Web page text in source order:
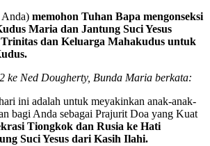
Anda) memohon Tuhan Bapa mengonseksi
Maria dan Jantung Suci Yesus
dan Keluarga Mahakudus untuk
ke Ned Dougherty, Bunda Maria berkata:
ini adalah untuk meyakinkan anak-anak-
bagi Anda sebagai Prajurit Doa yang Kuat
Tiongkok dan Rusia ke Hati
Suci Yesus dari Kasih Ilahi.